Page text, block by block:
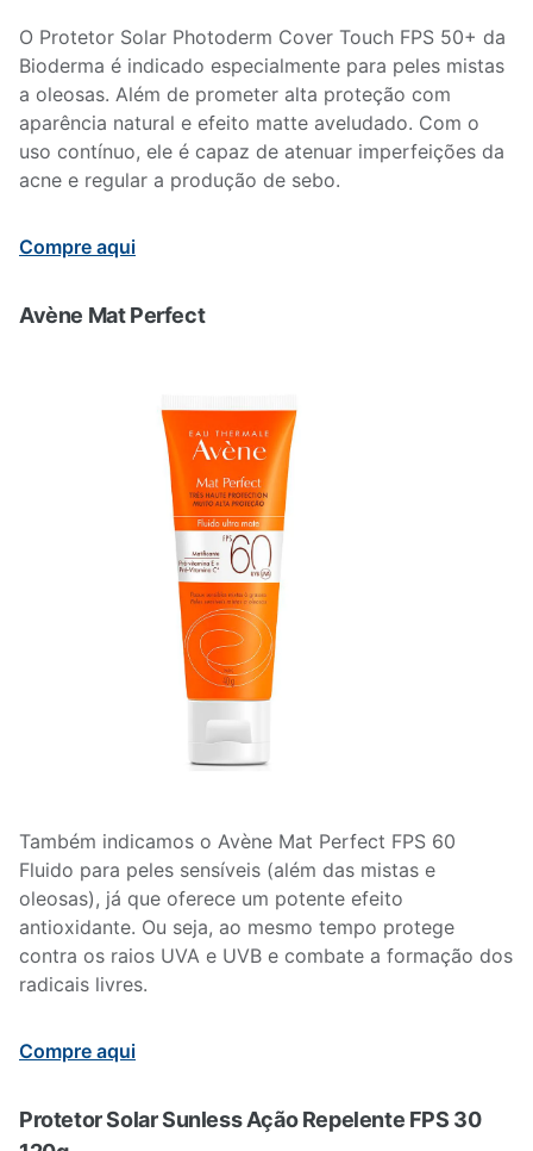
O Protetor Solar Photoderm Cover Touch FPS 50+ da
Bioderma é indicado especialmente para peles mistas
a oleosas. Além de prometer alta proteção com
aparência natural e efeito matte aveludado. Com o
uso contínuo, ele é capaz de atenuar imperfeições da
acne e regular a produção de sebo.
Compre aqui
Avène Mat Perfect
Também indicamos o Avène Mat Perfect FPS 60
Fluido para peles sensíveis (além das mistas e
oleosas), já que oferece um potente efeito
antioxidante. Ou seja, ao mesmo tempo protege
contra os raios UVA e UVB e combate a formação dos
radicais livres.
Compre aqui
Protetor Solar Sunless Ação Repelente FPS 30